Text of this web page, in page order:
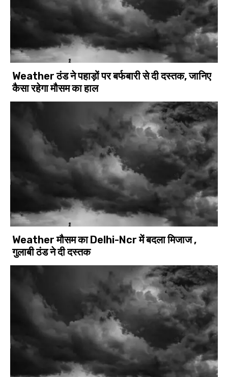
Weather ठंड ने पहाड़ों पर बर्फबारी से दी दस्तक, जानिए
कैसा रहेगा मौसम का हाल
Weather मौसम का Delhi-Ncr में बदला मिजाज ,
गुलाबी ठंड ने दी दस्तक